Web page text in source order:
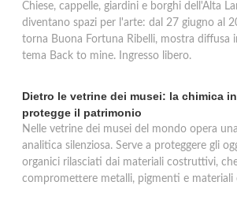
Chiese, cappelle, giardini e borghi dell'Alta
diventano spazi per l'arte: dal 27 giugno al
torna Buona Fortuna Ribelli, mostra diffusa
tema Back to mine. Ingresso libero.
Dietro le vetrine dei musei: la chimica
protegge il patrimonio
Nelle vetrine dei musei del mondo opera
analitica silenziosa. Serve a proteggere gli
organici rilasciati dai materiali costruttivi,
compromettere metalli, pigmenti e materiali